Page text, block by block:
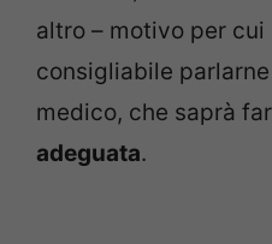
altro – motivo per cui
consigliabile
medico, che saprà
adeguata.